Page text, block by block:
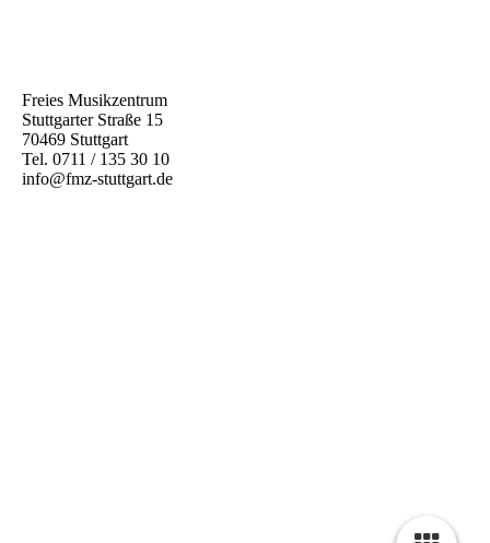
Freies Musikzentrum
Stuttgarter Straße 15
70469 Stuttgart
Tel. 0711 / 135 30 10
info@fmz-stuttgart.de